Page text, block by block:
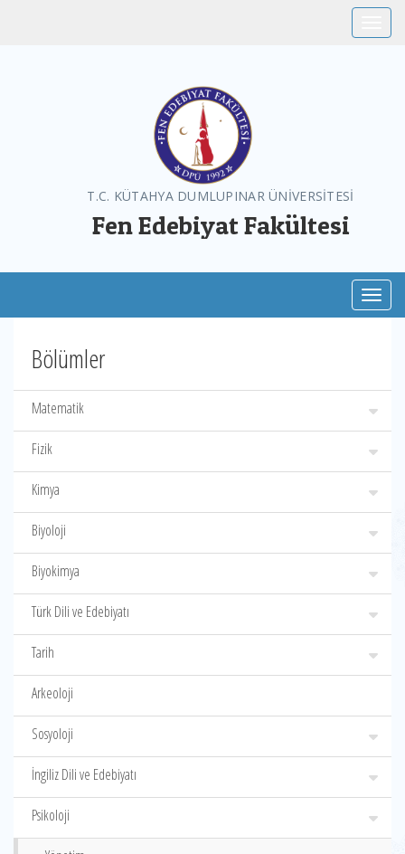
T.C. KÜTAHYA DUMLUPINAR ÜNİVERSİTESİ
Fen Edebiyat Fakültesi
Bölümler
Matematik
Fizik
Kimya
Biyoloji
Biyokimya
Türk Dili ve Edebiyatı
Tarih
Arkeoloji
Sosyoloji
İngiliz Dili ve Edebiyatı
Psikoloji